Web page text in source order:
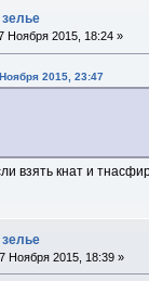
зелье
Ноября 2015, 18:24 »
2015, 23:47
взять кнат и
Ноября 2015, 18:39 »